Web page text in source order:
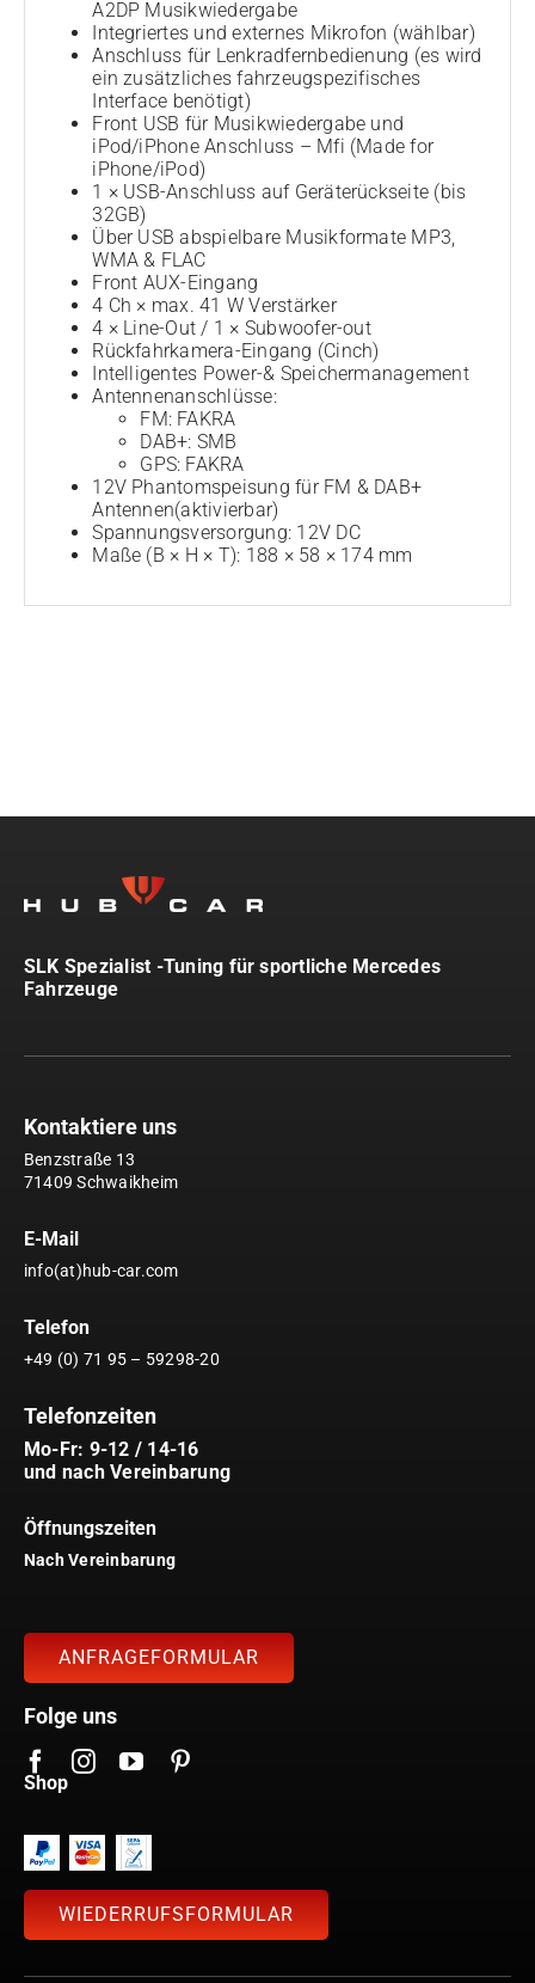
A2DP Musikwiedergabe
Integriertes und externes Mikrofon (wählbar)
Anschluss für Lenkradfernbedienung (es wird
ein zusätzliches fahrzeugspezifisches
Interface benötigt)
Front USB für Musikwiedergabe und
iPod/iPhone Anschluss – Mfi (Made for
iPhone/iPod)
1 × USB-Anschluss auf Geräterückseite (bis
32GB)
Über USB abspielbare Musikformate MP3,
WMA & FLAC
Front AUX-Eingang
4 Ch × max. 41 W Verstärker
4 × Line-Out / 1 × Subwoofer-out
Rückfahrkamera-Eingang (Cinch)
Intelligentes Power-& Speichermanagement
Antennenanschlüsse:
FM: FAKRA
DAB+: SMB
GPS: FAKRA
12V Phantomspeisung für FM & DAB+
Antennen(aktivierbar)
Spannungsversorgung: 12V DC
Maße (B × H × T): 188 × 58 × 174 mm
SLK Spezialist -Tuning für sportliche Mercedes
Fahrzeuge
Kontaktiere uns
Benzstraße 13
71409 Schwaikheim
E-Mail
info(at)hub-car.com
Telefon
+49 (0) 71 95 – 59298-20
Telefonzeiten
Mo-Fr: 9-12 / 14-16
und nach Vereinbarung
Öffnungszeiten
Nach Vereinbarung
ANFRAGEFORMULAR
Folge uns
Shop
WIEDERRUFSFORMULAR